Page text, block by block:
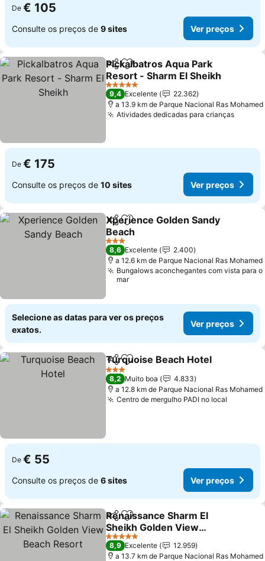
De € 105
Consulte os preços de 9 sites Ver preços
PartilharAdicionar aos favoritos
Pickalbatros Aqua Park
Resort - Sharm El Sheikh
5 Estrelas
9,4 Excelente
22.362
a 13.9 km de Parque Nacional Ras Mohamed
Atividades dedicadas para crianças
De € 175
Consulte os preços de 10 sites Ver preços
PartilharAdicionar aos favoritos
Xperience Golden Sandy
Beach
3 Estrelas
8,6 Excelente
2.400
a 12.6 km de Parque Nacional Ras Mohamed
Bungalows aconchegantes com vista para o
mar
Selecione as datas para ver os preços
exatos.
Ver preços
PartilharAdicionar aos favoritos
Turquoise Beach Hotel
3 Estrelas
8,2 Muito boa
4.833
a 12.8 km de Parque Nacional Ras Mohamed
Centro de mergulho PADI no local
De € 55
Consulte os preços de 6 sites Ver preços
PartilharAdicionar aos favoritos
Renaissance Sharm El
Sheikh Golden View
Beach Resort
5 Estrelas
8,9 Excelente
12.959
a 13.7 km de Parque Nacional Ras Mohamed